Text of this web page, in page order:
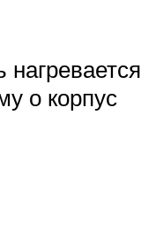
нагревается
о корпус